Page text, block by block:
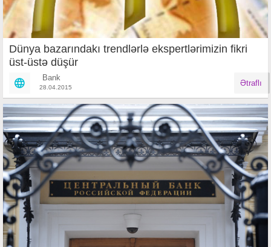
Dünya bazarındakı trendlərlə ekspertlərimizin fikri
üst-üstə düşür
Bank
28.04.2015 Ətraflı